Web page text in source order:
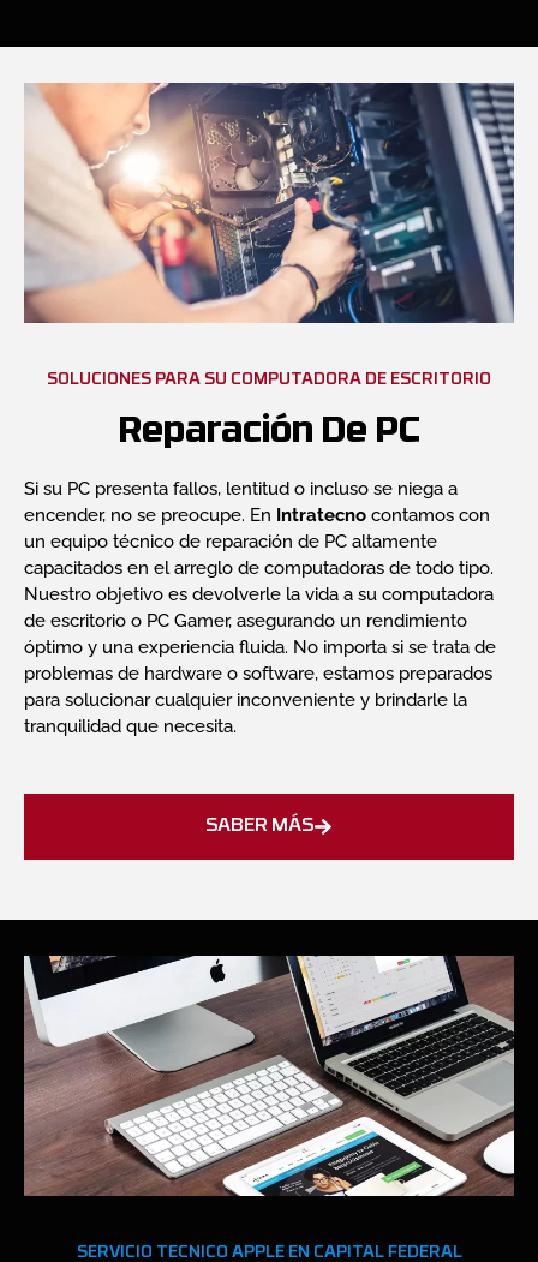
SOLUCIONES PARA SU COMPUTADORA DE ESCRITORIO
Reparación De PC
Si su PC presenta fallos, lentitud o incluso se niega a
encender, no se preocupe. En Intratecno contamos con
un equipo técnico de reparación de PC altamente
capacitados en el arreglo de computadoras de todo tipo.
Nuestro objetivo es devolverle la vida a su computadora
de escritorio o PC Gamer, asegurando un rendimiento
óptimo y una experiencia fluida. No importa si se trata de
problemas de hardware o software, estamos preparados
para solucionar cualquier inconveniente y brindarle la
tranquilidad que necesita.
SABER MÁS
SERVICIO TECNICO APPLE EN CAPITAL FEDERAL